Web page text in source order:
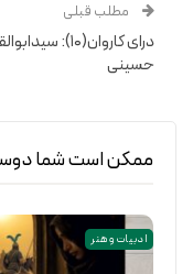
مطلب قبلی
درای کاروان(۱۰):
حسینی
ممکن است شما
ادبیات و هنر